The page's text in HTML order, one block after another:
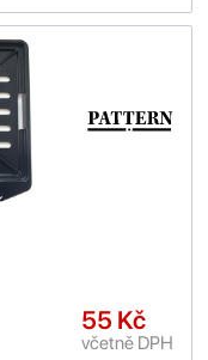
55 Kč
včetně DPH